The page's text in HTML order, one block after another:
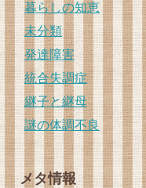
暮らしの知恵
未分類
発達障害
統合失調症
継子と継母
謎の体調不良
メタ情報